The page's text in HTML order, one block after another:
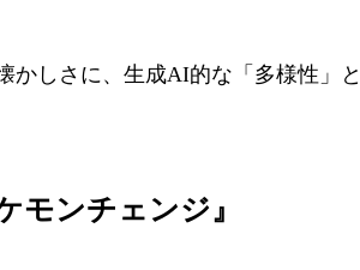
かしさに、生成AI的な「多様性」
モンチェンジ』